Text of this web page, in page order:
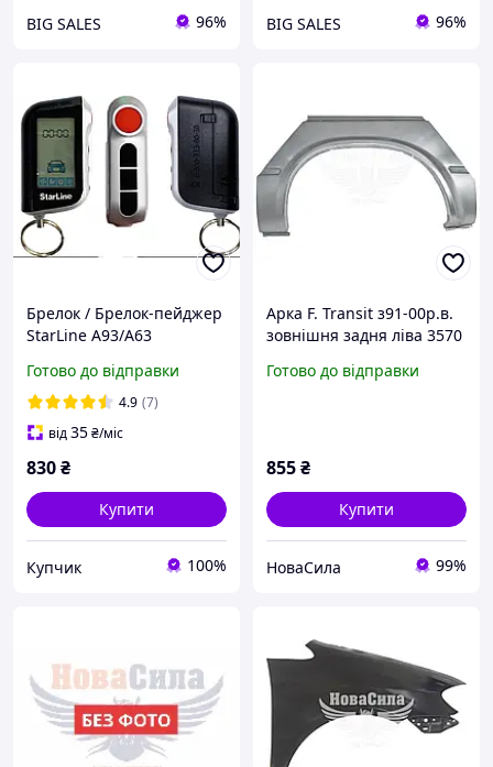
BIG SALES 96% BIG SALES 96%
Брелок / Брелок-пейджер
StarLine A93/A63
Готово до відправки
4.9 (7)
від35₴/міс
830₴
Купити
Купчик 100%
Арка F. Transit з91-00р.в.
зовнішня задня ліва 3570
91-1650L) ,FD-TRAN-91-
Готово до відправки
855₴
Купити
НоваСила 99%